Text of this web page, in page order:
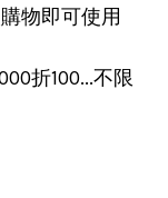
物即可使用
折100...不限